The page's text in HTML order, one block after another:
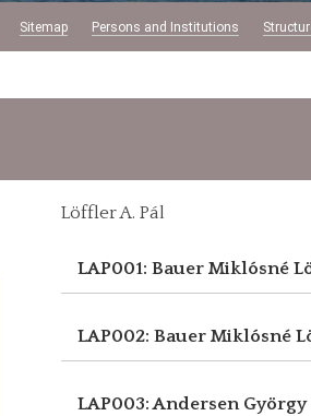
Sitemap Persons and Institutions
Löffler A. Pál
LAP001: Bauer Miklósné
LAP002: Bauer Miklósné
LAP003: Andersen György